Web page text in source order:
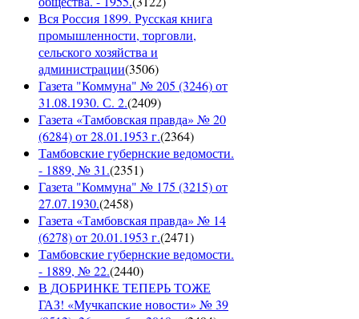
Вся Россия 1899. Русская книга
промышленности, торговли,
сельского хозяйства и
администрации(3506)
Газета "Коммуна" № 205 (3246) от
31.08.1930. С. 2.(2409)
Газета «Тамбовская правда» № 20
(6284) от 28.01.1953 г.(2364)
Тамбовские губернские ведомости.
- 1889, № 31.(2351)
Газета "Коммуна" № 175 (3215) от
27.07.1930.(2458)
Газета «Тамбовская правда» № 14
(6278) от 20.01.1953 г.(2471)
Тамбовские губернские ведомости.
- 1889, № 22.(2440)
В ДОБРИНКЕ ТЕПЕРЬ ТОЖЕ
ГАЗ! «Мучкапские новости» № 39